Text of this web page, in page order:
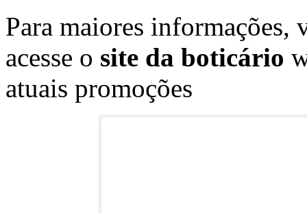
Para maiores
acesse o site da boticário
atuais promoções